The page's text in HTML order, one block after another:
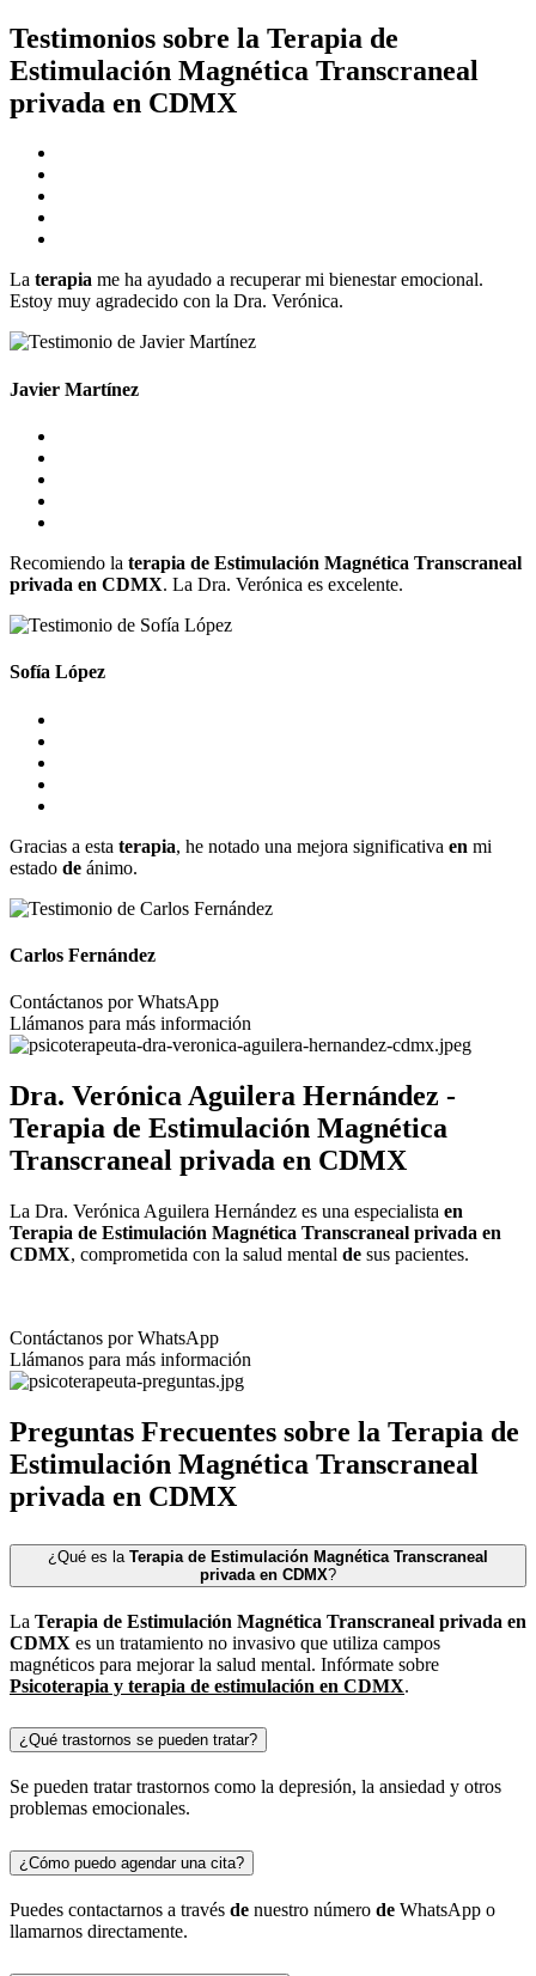
Testimonios sobre la Terapia de
Estimulación Magnética Transcraneal
privada en CDMX
La terapia me ha ayudado a recuperar mi bienestar emocional.
Estoy muy agradecido con la Dra. Verónica.
Javier Martínez
Recomiendo la terapia de Estimulación Magnética Transcraneal
privada en CDMX. La Dra. Verónica es excelente.
Sofía López
Gracias a esta terapia, he notado una mejora significativa en mi
estado de ánimo.
Carlos Fernández
Contáctanos por WhatsApp
Llámanos para más información
Dra. Verónica Aguilera Hernández -
Terapia de Estimulación Magnética
Transcraneal privada en CDMX
La Dra. Verónica Aguilera Hernández es una especialista en
Terapia de Estimulación Magnética Transcraneal privada en
CDMX, comprometida con la salud mental de sus pacientes.
Contáctanos por WhatsApp
Llámanos para más información
Preguntas Frecuentes sobre la Terapia de
Estimulación Magnética Transcraneal
privada en CDMX
¿Qué es la Terapia de Estimulación Magnética Transcraneal
privada en CDMX?
La Terapia de Estimulación Magnética Transcraneal privada en
CDMX es un tratamiento no invasivo que utiliza campos
magnéticos para mejorar la salud mental. Infórmate sobre
Psicoterapia y terapia de estimulación en CDMX.
¿Qué trastornos se pueden tratar?
Se pueden tratar trastornos como la depresión, la ansiedad y otros
problemas emocionales.
¿Cómo puedo agendar una cita?
Puedes contactarnos a través de nuestro número de WhatsApp o
llamarnos directamente.